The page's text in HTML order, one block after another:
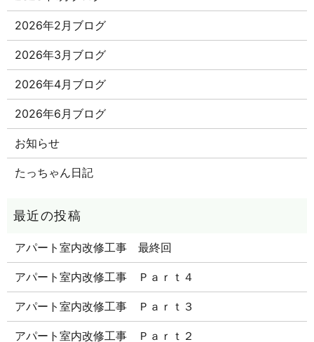
2026年2月ブログ
2026年3月ブログ
2026年4月ブログ
2026年6月ブログ
お知らせ
たっちゃん日記
アパート室内改修工事 最終回
アパート室内改修工事 Ｐａｒｔ４
アパート室内改修工事 Ｐａｒｔ３
アパート室内改修工事 Ｐａｒｔ２